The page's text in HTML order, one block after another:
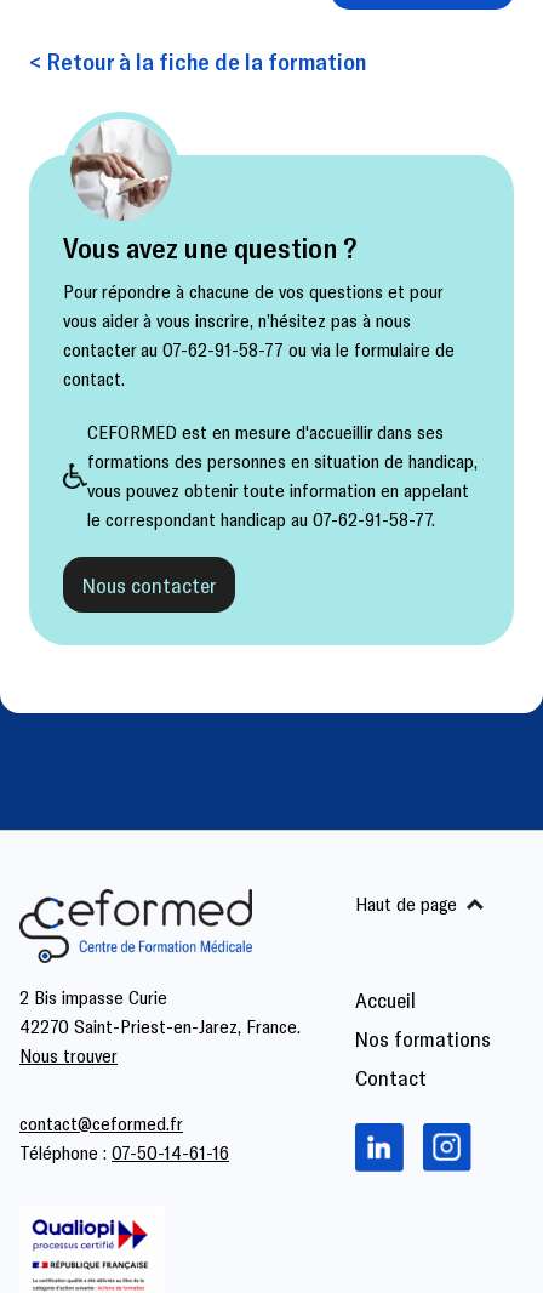
< Retour à la fiche de la formation
Vous avez une question ?
Pour répondre à chacune de vos questions et pour
vous aider à vous inscrire, n’hésitez pas à nous
contacter au 07-62-91-58-77 ou via le formulaire de
contact.
CEFORMED est en mesure d'accueillir dans ses
formations des personnes en situation de handicap,
vous pouvez obtenir toute information en appelant
le correspondant handicap au 07-62-91-58-77.
Nous contacter
2 Bis impasse Curie
42270 Saint-Priest-en-Jarez, France.
Nous trouver
Accueil
Nos formations
Contact
Haut de page
contact@ceformed.fr
Téléphone : 07-50-14-61-16